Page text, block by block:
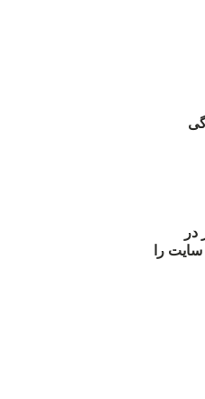
در
اینترنت: #آزادی هم‌آیند گزارشگران‌ بدون مرز، ۲۲ سایت را